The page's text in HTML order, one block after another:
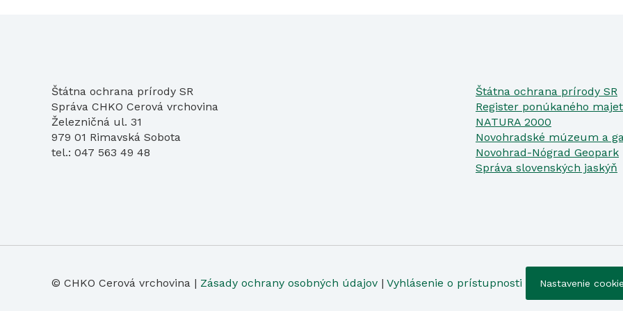
Štátna ochrana prírody SR
Správa CHKO Cerová vrchovina
Železničná ul. 31
979 01 Rimavská Sobota
tel.: 047 563 49 48
Štátna ochrana prírody SR
Register ponúkaného
NATURA 2000
Novohradské múzeum a
Novohrad-Nógrad Geopark
Správa slovenských jaskýň
© CHKO Cerová vrchovina | Zásady ochrany osobných údajov | Vyhlásenie o prístupnosti Nastavenie